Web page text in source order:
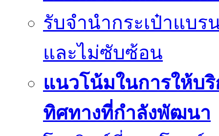
รับจำนำกระเป๋าแบ
และไม่ซับซ้อน
แนวโน้มในการให้บ
ทิศทางที่กำลังพัฒนา